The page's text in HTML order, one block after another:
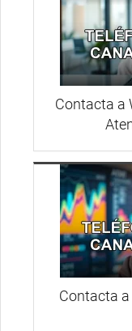
Contacta a
Contacta a